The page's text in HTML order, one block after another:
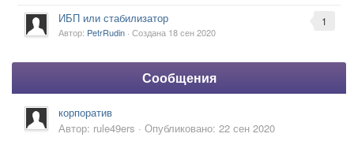
1
ИБП или стабилизатор
Автор: PetrRudin · Создана 18 сен 2020
Сообщения
корпоратив
Автор: rule49ers · Опубликовано: 22 сен 2020